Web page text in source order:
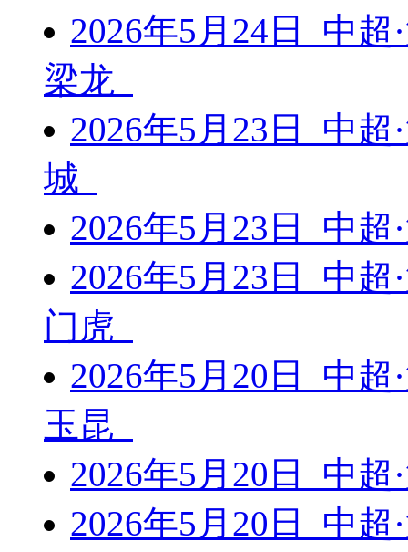
2026年5月24日 中
梁龙
2026年5月23日 中
城
2026年5月23日 中
2026年5月23日 中
门虎
2026年5月20日 中
玉昆
2026年5月20日 中
2026年5月20日 中